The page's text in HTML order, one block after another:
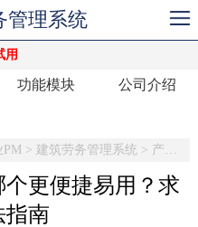
用
管理系统
功能模块 公司介绍
PM> 建筑劳务管理系统 > 产品介绍
更便捷易用？求
指南